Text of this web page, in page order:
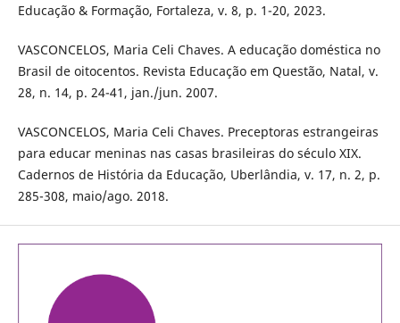
Educação & Formação, Fortaleza, v. 8, p. 1-20, 2023.
VASCONCELOS, Maria Celi Chaves. A educação doméstica no
Brasil de oitocentos. Revista Educação em Questão, Natal, v.
28, n. 14, p. 24-41, jan./jun. 2007.
VASCONCELOS, Maria Celi Chaves. Preceptoras estrangeiras
para educar meninas nas casas brasileiras do século XIX.
Cadernos de História da Educação, Uberlândia, v. 17, n. 2, p.
285-308, maio/ago. 2018.